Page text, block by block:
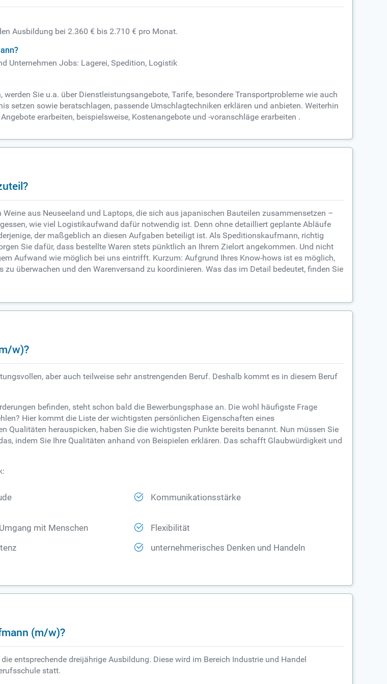
Ausbildung bei 2.360 € bis 2.710 € pro Monat.
Unternehmen Jobs: Lagerei, Spedition, Logistik
Sie u.a. über Dienstleistungsangebote, Tarife, besondere Transportprobleme wie auch
setzen sowie beratschlagen, passende Umschlagtechniken erklären und anbieten. Weiterhin
erarbeiten, beispielsweise, Kostenangebote und -voranschläge erarbeiten .
aus Neuseeland und Laptops, die sich aus japanischen Bauteilen zusammensetzen –
wie viel Logistikaufwand dafür notwendig ist. Denn ohne detailliert geplante Abläufe
der maßgeblich an diesen Aufgaben beteiligt ist. Als Speditionskaufmann, richtig
Sie dafür, dass bestellte Waren stets pünktlich an Ihrem Zielort angekommen. Und nicht
Aufwand wie möglich bei uns eintrifft. Kurzum: Aufgrund Ihres Know-hows ist es möglich,
überwachen und den Warenversand zu koordinieren. Was das im Detail bedeutet, finden Sie
w)?
aber auch teilweise sehr anstrengenden Beruf. Deshalb kommt es in diesem Beruf
befinden, steht schon bald die Bewerbungsphase an. Die wohl häufigste Frage
Hier kommt die Liste der wichtigsten persönlichen Eigenschaften eines
Qualitäten herauspicken, haben Sie die wichtigsten Punkte bereits benannt. Nun müssen Sie
indem Sie Ihre Qualitäten anhand von Beispielen erklären. Das schafft Glaubwürdigkeit und
Kommunikationsstärke
mit Menschen Flexibilität
unternehmerisches Denken und Handeln
(m/w)?
entsprechende dreijährige Ausbildung. Diese wird im Bereich Industrie und Handel
statt.